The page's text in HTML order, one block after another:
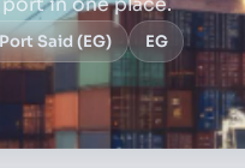
Said (EG) EG